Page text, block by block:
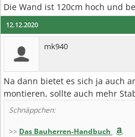
Die Wand ist 120cm hoch und
12.12.2020
mk940
Na dann bietet es sich ja auch
montieren, sollte auch mehr
Schnäppchen:
>> Das Bauherren-Handbuch